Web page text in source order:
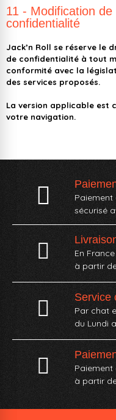
11 - Modification
confidentialité
Jack’n Roll se réserve le
de confidentialité à tout
conformité avec la
des services proposés.
La version applicable est
votre navigation.
Paiement
sécurisé
En
à partir
Service
Par chat
du Lundi
Paiement
à partir